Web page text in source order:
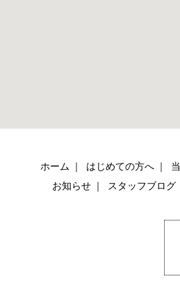
ホーム はじめての方へ
お知らせ
スタッフブログ